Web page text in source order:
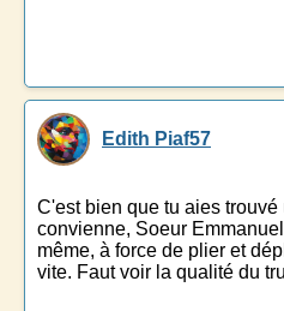
Edith Piaf57
C'est bien que tu aies
convienne, Soeur
même, à force de plier et
vite. Faut voir la qualité du